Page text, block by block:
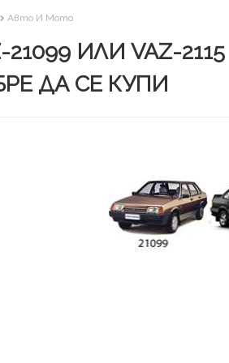
Авто И Мото
21099 ИЛИ VAZ-
ДА СЕ КУПИ